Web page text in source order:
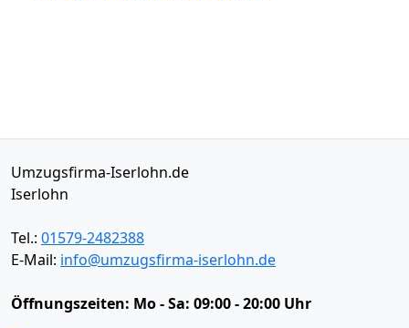
Umzugsfirma-Iserlohn.de
Iserlohn
Tel.: 01579-2482388
E-Mail: info@umzugsfirma-iserlohn.de
Öffnungszeiten: Mo - Sa: 09:00 - 20:00 Uhr